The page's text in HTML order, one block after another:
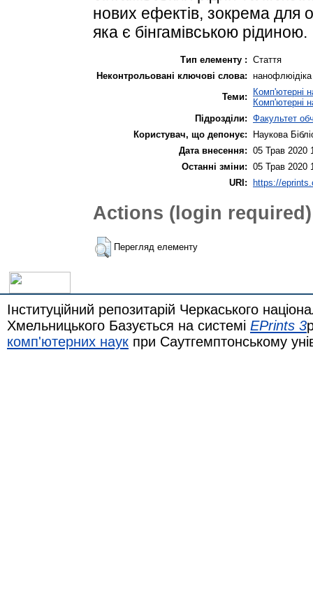
нових ефектів, зокрема для
яка є бінгамівською рідиною.
Тип елементу : Стаття
Неконтрольовані ключові слова: нанофлюідіка
Теми:
Комп'ютерні
Комп'ютерні
Підрозділи: Факультет
Користувач, що депонує:
Наукова
Дата внесення: 05 Трав 2020
Останні зміни: 05 Трав 2020
URI: https://
Actions (login required)
Перегляд елементу
Інституційний репозитарій Черкаського
Хмельницького Базується на системі EPrints 3
комп'ютерних наук при Саутгемптонському